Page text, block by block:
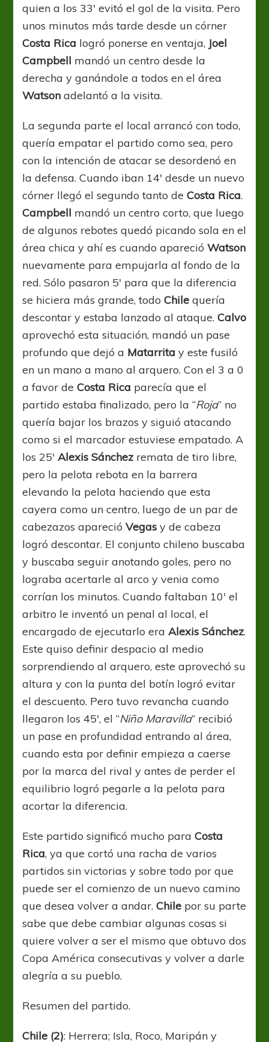
quien a los 33′ evitó el gol de la visita. Pero
unos minutos más tarde desde un córner
Costa Rica logró ponerse en ventaja, Joel
Campbell mandó un centro desde la
derecha y ganándole a todos en el área
Watson adelantó a la visita.
La segunda parte el local arrancó con todo,
quería empatar el partido como sea, pero
con la intención de atacar se desordenó en
la defensa. Cuando iban 14′ desde un nuevo
córner llegó el segundo tanto deCosta Rica.
Campbell mandó un centro corto, que luego
de algunos rebotes quedó picando sola en el
área chica y ahí es cuando aparecióWatson
nuevamente para empujarla al fondo de la
red. Sólo pasaron 5′ para que la diferencia
se hiciera más grande, todoChile quería
descontar y estaba lanzado al ataque.Calvo
aprovechó esta situación, mandó un pase
profundo que dejó a Matarrita y este fusiló
en un mano a mano al arquero. Con el 3 a 0
a favor deCosta Rica parecía que el
partido estaba finalizado, pero la “Roja” no
quería bajar los brazos y siguió atacando
como si el marcador estuviese empatado. A
los 25′Alexis Sánchez remata de tiro libre,
pero la pelota rebota en la barrera
elevando la pelota haciendo que esta
cayera como un centro, luego de un par de
cabezazos aparecióVegas y de cabeza
logró descontar. El conjunto chileno buscaba
y buscaba seguir anotando goles, pero no
lograba acertarle al arco y venia como
corrían los minutos. Cuando faltaban 10′ el
arbitro le inventó un penal al local, el
encargado de ejecutarlo eraAlexis Sánchez.
Este quiso definir despacio al medio
sorprendiendo al arquero, este aprovechó su
altura y con la punta del botín logró evitar
el descuento. Pero tuvo revancha cuando
llegaron los 45′, el “Niño Maravilla” recibió
un pase en profundidad entrando al área,
cuando esta por definir empieza a caerse
por la marca del rival y antes de perder el
equilibrio logró pegarle a la pelota para
acortar la diferencia.
Este partido significó mucho paraCosta
Rica, ya que cortó una racha de varios
partidos sin victorias y sobre todo por que
puede ser el comienzo de un nuevo camino
que desea volver a andar.Chile por su parte
sabe que debe cambiar algunas cosas si
quiere volver a ser el mismo que obtuvo dos
Copa América consecutivas y volver a darle
alegría a su pueblo.
Resumen del partido.
Chile (2): Herrera; Isla, Roco, Maripán y